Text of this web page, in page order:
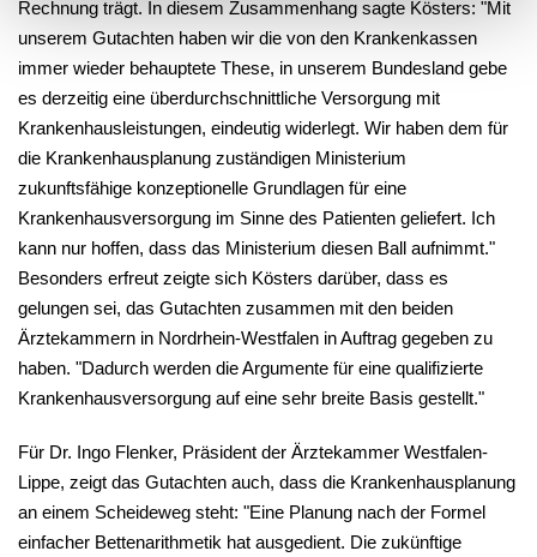
Rechnung trägt. In diesem Zusammenhang sagte Kösters: "Mit
unserem Gutachten haben wir die von den Krankenkassen
immer wieder behauptete These, in unserem Bundesland gebe
es derzeitig eine überdurchschnittliche Versorgung mit
Krankenhausleistungen, eindeutig widerlegt. Wir haben dem für
die Krankenhausplanung zuständigen Ministerium
zukunftsfähige konzeptionelle Grundlagen für eine
Krankenhausversorgung im Sinne des Patienten geliefert. Ich
kann nur hoffen, dass das Ministerium diesen Ball aufnimmt."
Besonders erfreut zeigte sich Kösters darüber, dass es
gelungen sei, das Gutachten zusammen mit den beiden
Ärztekammern in Nordrhein-Westfalen in Auftrag gegeben zu
haben. "Dadurch werden die Argumente für eine qualifizierte
Krankenhausversorgung auf eine sehr breite Basis gestellt."
Für Dr. Ingo Flenker, Präsident der Ärztekammer Westfalen-
Lippe, zeigt das Gutachten auch, dass die Krankenhausplanung
an einem Scheideweg steht: "Eine Planung nach der Formel
einfacher Bettenarithmetik hat ausgedient. Die zukünftige